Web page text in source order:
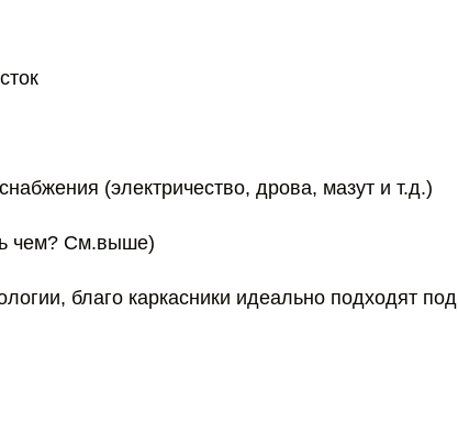
(электричество, дрова, мазут и т.д.)
чем? См.выше)
благо каркасники идеально подходят под